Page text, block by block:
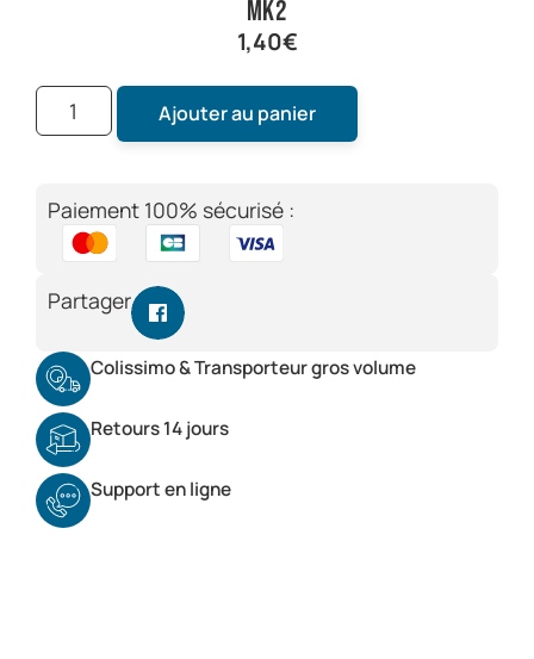
mk2
1,40€
Ajouter au panier
Paiement 100% sécurisé :
Partager
Colissimo & Transporteur gros volume
Retours 14 jours
Support en ligne